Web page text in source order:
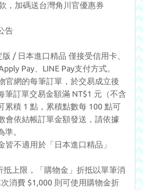
，加碼送台灣角川官優惠券
告
/ 日本進口精品 僅接受信用卡、
Pay、LINE Pay支付方式。
官網的每筆訂單，於交易成立後
筆訂單交易金額滿 NT$1 元（不含
累積 1 點，累積點數每 100 點可
會依結帳訂單金額發送，請依據
。
不適用於「日本進口精品」
上限，「購物金」折抵以單筆消
消費 $1,000 則可使用購物金折